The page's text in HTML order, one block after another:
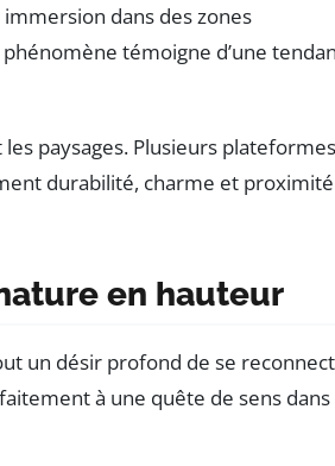
dans des zones
témoigne d’une
paysages. Plusieurs plateformes
durabilité, charme et proximité
en hauteur
un désir profond de se
à une quête de sens dans